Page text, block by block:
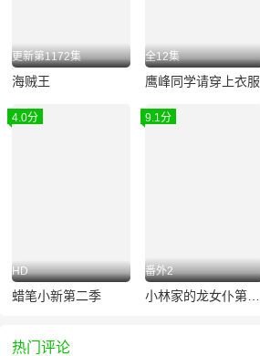
更新第1172集
海贼王
全12集
鹰峰同学请穿上衣服
4.0分
HD
蜡笔小新第二季
9.1分
番外2
热门评论